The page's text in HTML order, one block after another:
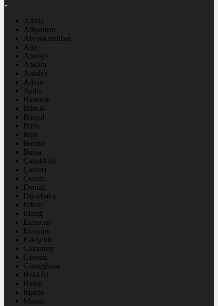
Adana
Adıyaman
Afyonkarahisar
Ağrı
Amasya
Ankara
Antalya
Artvin
Aydın
Balıkesir
Bilecik
Bingöl
Bitlis
Bolu
Burdur
Bursa
Çanakkale
Çankırı
Çorum
Denizli
Diyarbakır
Edirne
Elazığ
Erzincan
Erzurum
Eskişehir
Gaziantep
Giresun
Gümüşhane
Hakkâri
Hatay
Isparta
Mersin